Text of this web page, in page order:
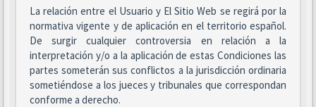
La relación entre el Usuario y El Sitio Web se regirá por la
normativa vigente y de aplicación en el territorio español.
De surgir cualquier controversia en relación a la
interpretación y/o a la aplicación de estas Condiciones las
partes someterán sus conflictos a la jurisdicción ordinaria
sometiéndose a los jueces y tribunales que correspondan
conforme a derecho.